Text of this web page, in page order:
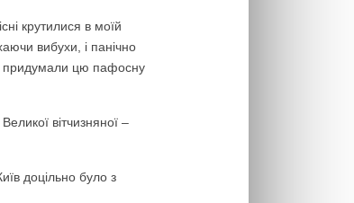
крутилися в моїй
вибухи, і панічно
й придумали цю пафосну
вітчизняної –
доцільно було з